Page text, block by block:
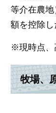
等介在農
額を控除し
※現時点、
牧場、